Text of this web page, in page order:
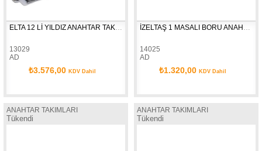
ELTA 12 Lİ YILDIZ ANAHTAR TAKIMI 0450002112
13029
AD
₺3.576,00 KDV Dahil
14025
AD
₺1.320,00 KDV Dahil
ANAHTAR TAKIMLARI
Tükendi
ANAHTAR TAKIMLARI
Tükendi